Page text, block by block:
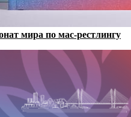
мира по мас-рестлингу